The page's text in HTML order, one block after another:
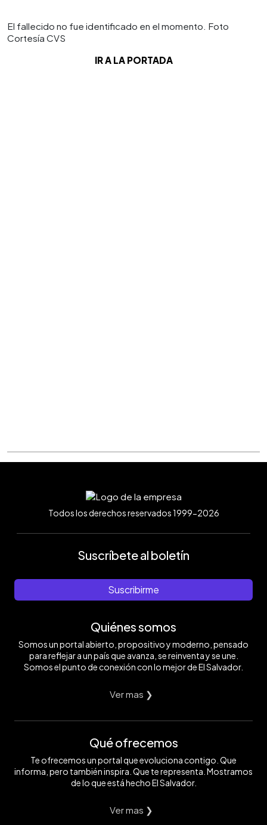
El fallecido no fue identificado en el momento. Foto
Cortesía CVS
IR A LA PORTADA
Todos los derechos reservados 1999-2026
Suscríbete al boletín
Suscribirme
Quiénes somos
Somos un portal abierto, propositivo y moderno, pensado
para reflejar a un país que avanza, se reinventa y se une.
Somos el punto de conexión con lo mejor de El Salvador.
Ver mas ❯
Qué ofrecemos
Te ofrecemos un portal que evoluciona contigo. Que
informa, pero también inspira. Que te representa. Mostramos
de lo que está hecho El Salvador.
Ver mas ❯